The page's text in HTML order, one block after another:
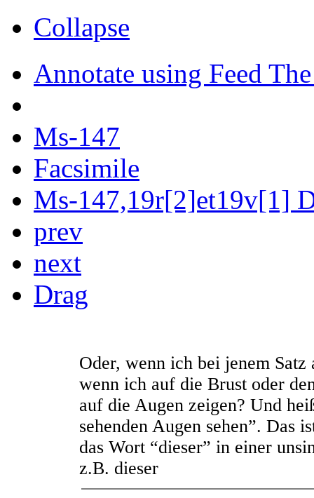
Collapse
Annotate using Feed
Ms-147
Facsimile
Ms-147,19r[2]et19v[1]
prev
next
Drag
Oder, wenn ich bei jenem
wenn ich auf die Brust oder
auf die Augen zeigen? Und
sehenden Augen sehen”. Das
das Wort “dieser” in einer
z.B. dieser